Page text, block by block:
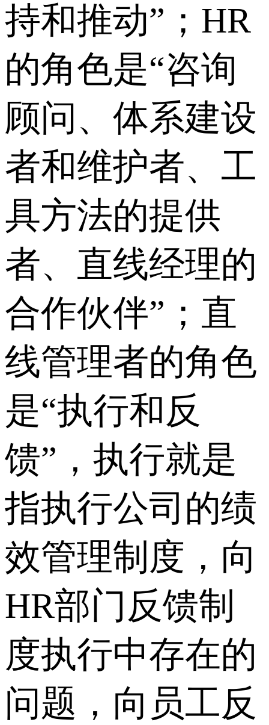
持和推动”；HR
的角色是“咨询
顾问、体系建设
者和维护者、工
具方法的提供
者、直线经理的
合作伙伴”；直
线管理者的角色
是“执行和反
馈”，执行就是
指执行公司的绩
效管理制度，向
HR部门反馈制
度执行中存在的
问题，向员工反